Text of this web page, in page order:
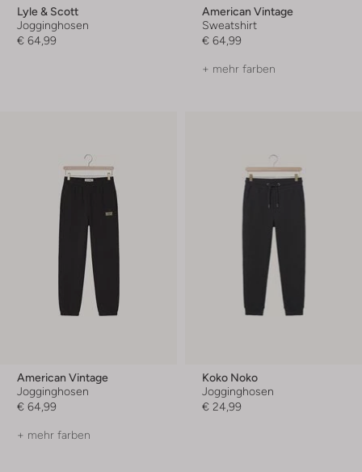
Lyle & Scott
Jogginghosen
€ 64,99
American Vintage
Sweatshirt
€ 64,99
+ mehr farben
American Vintage
Jogginghosen
€ 64,99
+ mehr farben
Koko Noko
Jogginghosen
€ 24,99